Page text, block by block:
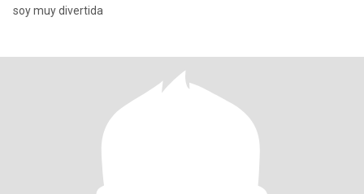
soy muy divertida